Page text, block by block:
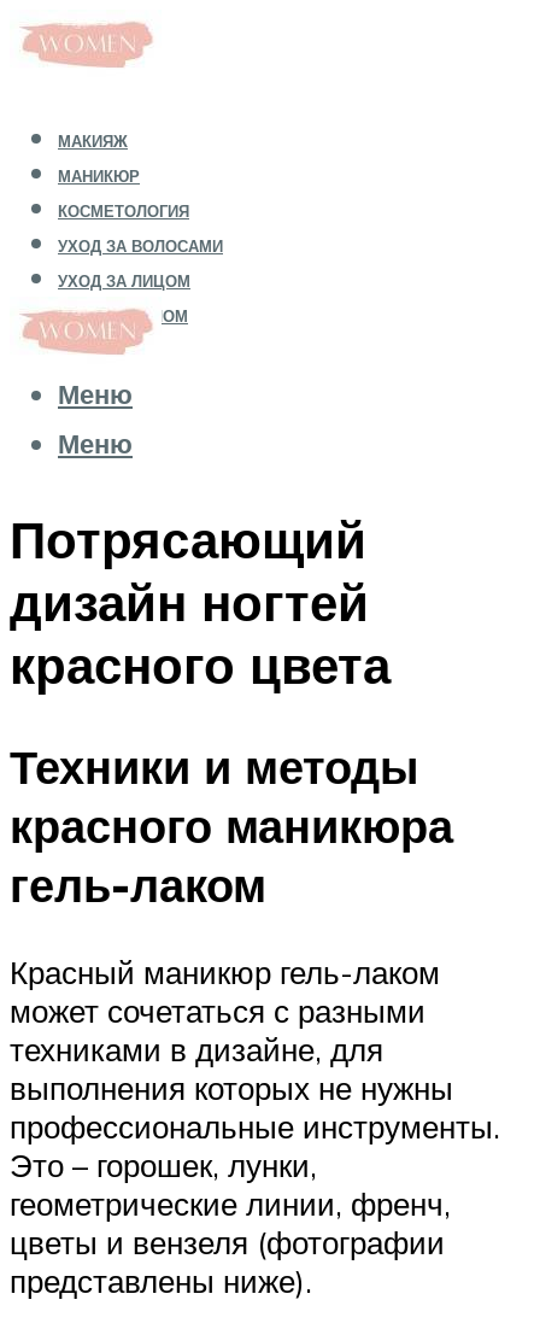
МАКИЯЖ
МАНИКЮР
КОСМЕТОЛОГИЯ
УХОД ЗА ВОЛОСАМИ
УХОД ЗА ЛИЦОМ
УХОД ЗА ТЕЛОМ
Меню
Меню
Потрясающий
дизайн ногтей
красного цвета
Техники и методы
красного маникюра
гель-лаком
Красный маникюр гель-лаком
может сочетаться с разными
техниками в дизайне, для
выполнения которых не нужны
профессиональные инструменты.
Это – горошек, лунки,
геометрические линии, френч,
цветы и вензеля (фотографии
представлены ниже).